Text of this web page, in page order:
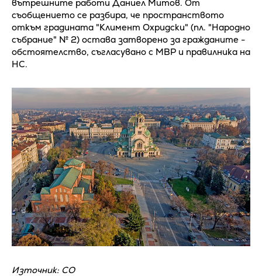
вътрешните работи Даниел Митов. От
съобщението се разбира, че пространството
откъм градината "Климент Охридски" (пл. "Народно
събрание" № 2) остава затворено за гражданите -
обстоятелство, съгласувано с МВР и правилника на
НС.
Източник: СО